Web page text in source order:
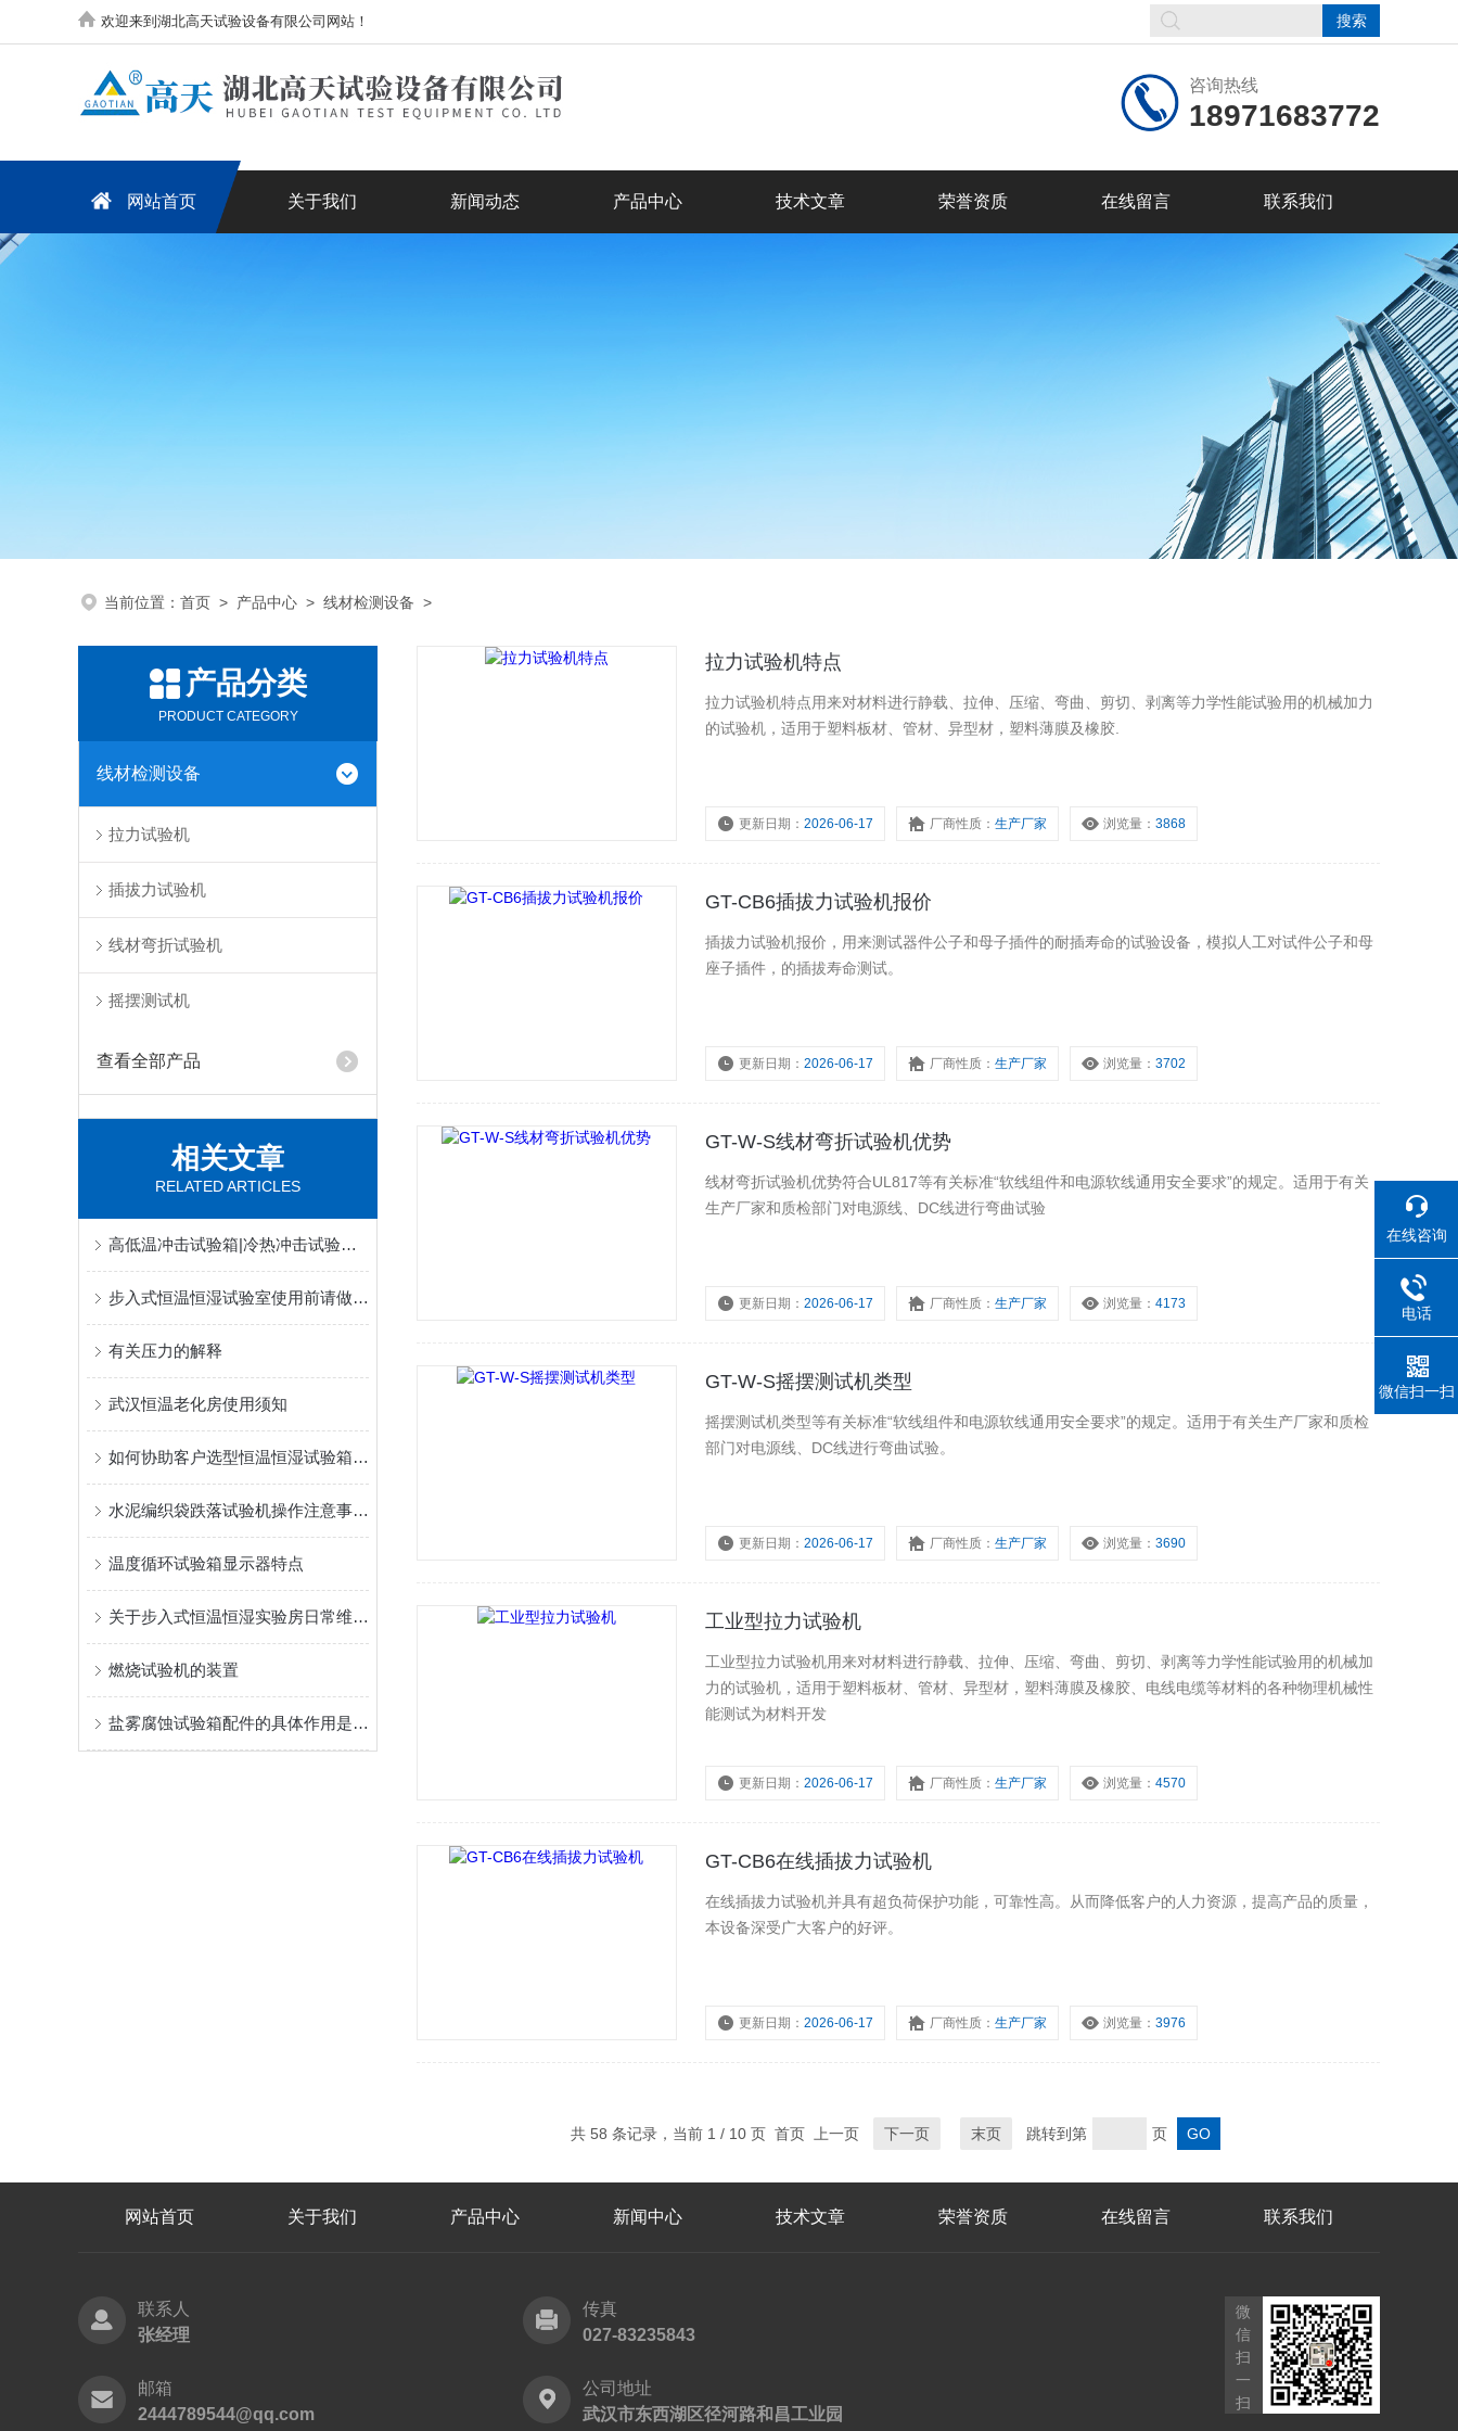
欢迎来到湖北高天试验设备有限公司网站！
咨询热线
18971683772
网站首页 关于我们 新闻动态 产品中心 技术文章 荣誉资质 在线留言 联系我们
当前位置： 首页 > 产品中心 > 线材检测设备 >
产品分类
PRODUCT CATEGORY
线材检测设备
拉力试验机
插拔力试验机
线材弯折试验机
摇摆测试机
查看全部产品
相关文章
RELATED ARTICLES
高低温冲击试验箱|冷热冲击试验箱常见故障排查与解决方法一览
步入式恒温恒湿试验室使用前请做好这些准备工作
有关压力的解释
武汉恒温老化房使用须知
如何协助客户选型恒温恒湿试验箱/机
水泥编织袋跌落试验机操作注意事项汇总
温度循环试验箱显示器特点
关于步入式恒温恒湿实验房日常维护与保养事宜
燃烧试验机的装置
盐雾腐蚀试验箱配件的具体作用是什么？
拉力试验机特点
拉力试验机特点用来对材料进行静载、拉伸、压缩、弯曲、剪切、剥离等力学性能试验用的机械加力
的试验机，适用于塑料板材、管材、异型材，塑料薄膜及橡胶.
更新日期：2026-06-17 厂商性质：生产厂家 浏览量：3868
GT-CB6插拔力试验机报价
插拔力试验机报价，用来测试器件公子和母子插件的耐插寿命的试验设备，模拟人工对试件公子和母
座子插件，的插拔寿命测试。
更新日期：2026-06-17 厂商性质：生产厂家 浏览量：3702
GT-W-S线材弯折试验机优势
线材弯折试验机优势符合UL817等有关标准“软线组件和电源软线通用安全要求”的规定。适用于有关
生产厂家和质检部门对电源线、DC线进行弯曲试验
更新日期：2026-06-17 厂商性质：生产厂家 浏览量：4173
GT-W-S摇摆测试机类型
摇摆测试机类型等有关标准“软线组件和电源软线通用安全要求”的规定。适用于有关生产厂家和质检
部门对电源线、DC线进行弯曲试验。
更新日期：2026-06-17 厂商性质：生产厂家 浏览量：3690
工业型拉力试验机
工业型拉力试验机用来对材料进行静载、拉伸、压缩、弯曲、剪切、剥离等力学性能试验用的机械加
力的试验机，适用于塑料板材、管材、异型材，塑料薄膜及橡胶、电线电缆等材料的各种物理机械性
能测试为材料开发
更新日期：2026-06-17 厂商性质：生产厂家 浏览量：4570
GT-CB6在线插拔力试验机
在线插拔力试验机并具有超负荷保护功能，可靠性高。从而降低客户的人力资源，提高产品的质量，
本设备深受广大客户的好评。
更新日期：2026-06-17 厂商性质：生产厂家 浏览量：3976
共 58 条记录，当前 1 / 10 页 首页 上一页 下一页 末页 跳转到第 页
网站首页 关于我们 产品中心 新闻中心 技术文章 荣誉资质 在线留言 联系我们
联系人
张经理
传真
027-83235843
邮箱
2444789544@qq.com
公司地址
武汉市东西湖区径河路和昌工业园
微
信
扫
一
扫
在线咨询
电话
微信扫一扫